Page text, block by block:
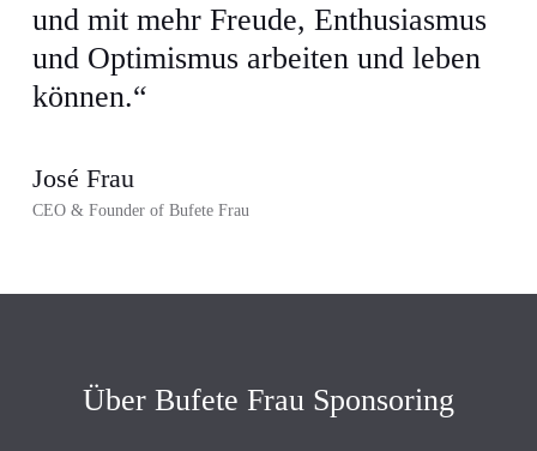
und mit mehr Freude, Enthusiasmus
und Optimismus arbeiten und leben
können.“
José Frau
CEO & Founder of Bufete Frau
Über Bufete Frau Sponsoring